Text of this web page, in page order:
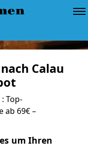
Calau
Top-
ab 69€ –
um Ihren